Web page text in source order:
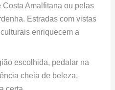
Amalfitana ou pelas
Estradas com vistas
enriquecem a
escolhida, pedalar na
cheia de beleza,